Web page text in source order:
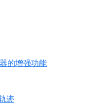
的增强功能
迹